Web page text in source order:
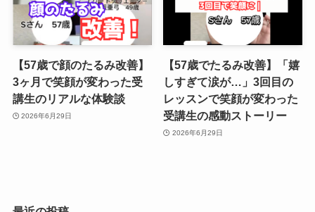
【57歳で顔のたるみ改善】
3ヶ月で笑顔が変わった受
講生のリアルな体験談
2026年6月29日
【57歳でたるみ改善】「嬉
しすぎて涙が…」3回目の
レッスンで笑顔が変わった
受講生の感動ストーリー
2026年6月29日